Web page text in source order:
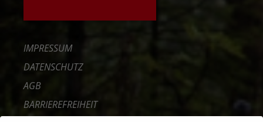
IMPRESSUM
DATENSCHUTZ
AGB
BARRIEREFREIHEIT